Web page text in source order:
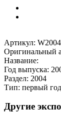
Артикул:
Оригинальный
Название:
Год выпуска:
Раздел: 2004
Тип: первый
Другие